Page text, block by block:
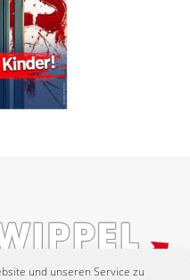
und unseren Service zu